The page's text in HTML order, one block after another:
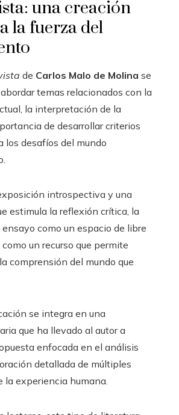
una creación
la fuerza del
de Carlos Malo de Molina se
temas relacionados con la
la interpretación de la
de desarrollar criterios
los desafíos del mundo
introspectiva y una
estimula la reflexión crítica, la
como un espacio de libre
un recurso que permite
comprensión del mundo que
se integra en una
que ha llevado al autor a
enfocada en el análisis
detallada de múltiples
la experiencia humana.